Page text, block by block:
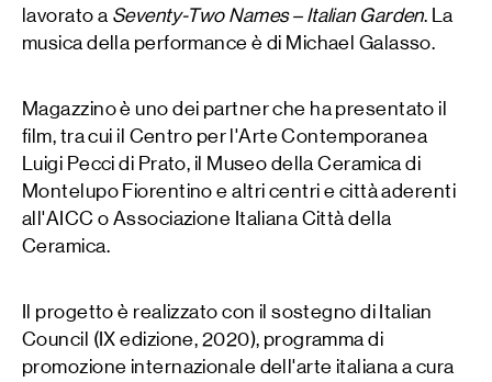
lavorato a Seventy-Two Names – Italian Garden. La
musica della performance è di Michael Galasso.
Magazzino è uno dei partner che ha presentato il
film, tra cui il Centro per l'Arte Contemporanea
Luigi Pecci di Prato, il Museo della Ceramica di
Montelupo Fiorentino e altri centri e città aderenti
all'AICC o Associazione Italiana Città della
Ceramica.
Il progetto è realizzato con il sostegno di Italian
Council (IX edizione, 2020), programma di
promozione internazionale dell'arte italiana a cura